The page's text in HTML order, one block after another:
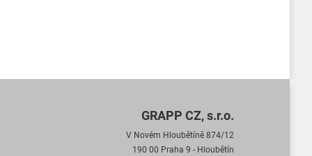
GRAPP CZ, s.r.o.
V Novém Hloubětíně 874/12
190 00 Praha 9 - Hloubětín